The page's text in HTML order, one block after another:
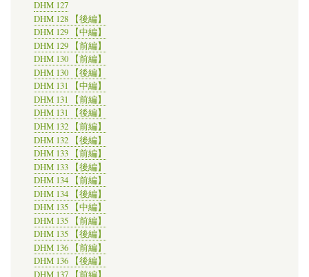
DHM 127
DHM 128 【後編】
DHM 129 【中編】
DHM 129 【前編】
DHM 130 【前編】
DHM 130 【後編】
DHM 131 【中編】
DHM 131 【前編】
DHM 131 【後編】
DHM 132 【前編】
DHM 132 【後編】
DHM 133 【前編】
DHM 133 【後編】
DHM 134 【前編】
DHM 134 【後編】
DHM 135 【中編】
DHM 135 【前編】
DHM 135 【後編】
DHM 136 【前編】
DHM 136 【後編】
DHM 137 【前編】